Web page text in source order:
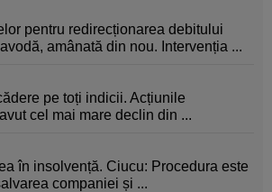
pentru redirecționarea debitului
amânată din nou. Intervenția ...
pe toți indicii. Acțiunile
cel mai mare declin din ...
în insolvență. Ciucu: Procedura este
companiei și ...